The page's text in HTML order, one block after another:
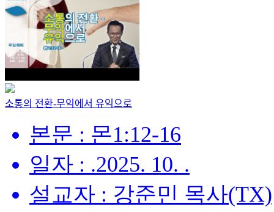
소통의 전환-무익에서 유익으로
본문 : 몬1:12-16
일자 : .2025. 10. .
설교자 : 강준민 목사(TX)